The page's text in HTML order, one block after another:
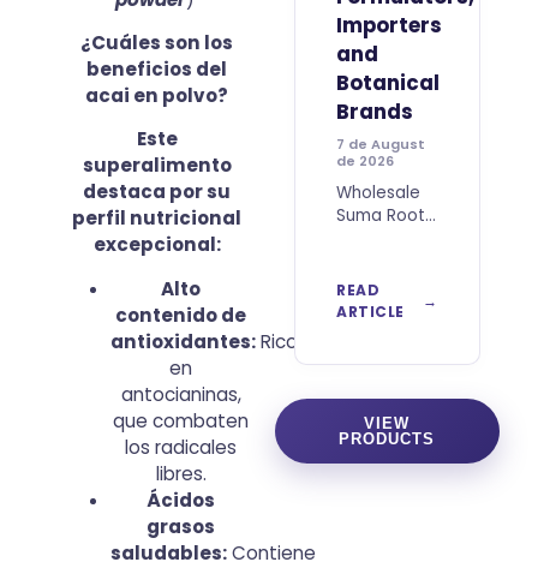
¿Cuáles son los
beneficios del
acai en polvo?
Este
superalimento
destaca por su
perfil nutricional
excepcional:
Alto
contenido de
antioxidantes:Rico
en
antocianinas,
que combaten
los radicales
libres.
Ácidos
grasos
saludables:Contiene
Importers
and
Botanical
Brands
7 de August
de 2026
Wholesale
Suma Root
for B2B
Buyers
from Brazil
is a
botanical
ingredient
READ
ARTICLE
VIEW
PRODUCTS